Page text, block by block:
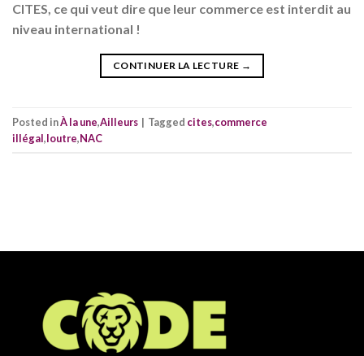
CITES, ce qui veut dire que leur commerce est interdit au
niveau international !
CONTINUER LA LECTURE →
Posted inÀ la une,Ailleurs | Tagged cites,commerce
illégal,loutre,NAC